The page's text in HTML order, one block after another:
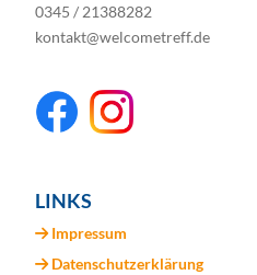
0345 / 21388282
kontakt@welcometreff.de
LINKS
Impressum
Datenschutzerklärung